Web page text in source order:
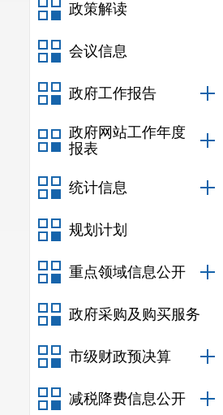
政策解读
会议信息
政府工作报告
政府网站工作年度
报表
统计信息
规划计划
重点领域信息公开
政府采购及购买服务
市级财政预决算
减税降费信息公开